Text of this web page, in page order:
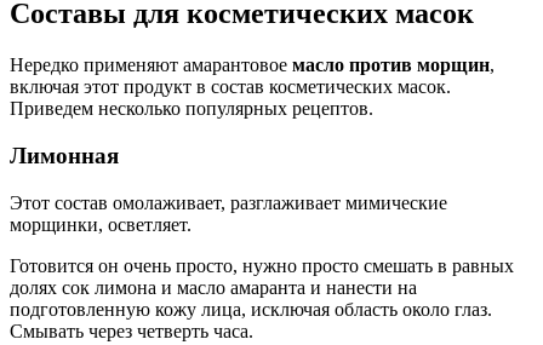
Составы для косметических масок
Нередко применяют амарантовое масло против морщин,
включая этот продукт в состав косметических масок.
Приведем несколько популярных рецептов.
Лимонная
Этот состав омолаживает, разглаживает мимические
морщинки, осветляет.
Готовится он очень просто, нужно просто смешать в равных
долях сок лимона и масло амаранта и нанести на
подготовленную кожу лица, исключая область около глаз.
Смывать через четверть часа.